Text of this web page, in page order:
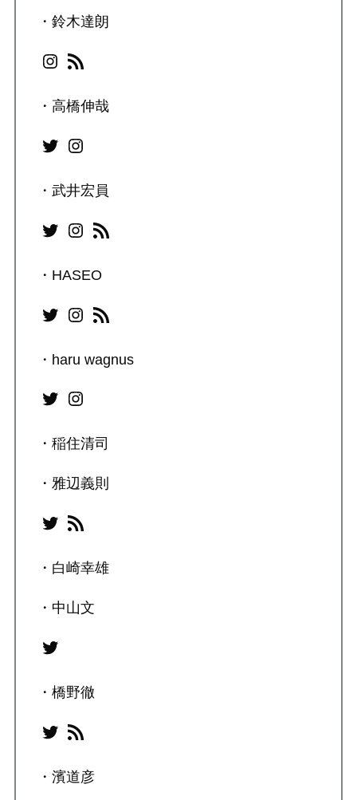
・鈴木達朗
Instagram
RSS フィード
・高橋伸哉
TwitterInstagram
・武井宏員
TwitterInstagram
RSS フィード
・HASEO
TwitterInstagram
RSS フィード
・haru wagnus
TwitterInstagram
・稲住清司
・雅辺義則
Twitter
RSS フィード
・白崎幸雄
・中山文
Twitter
・橋野徹
Twitter
RSS フィード
・濱道彦